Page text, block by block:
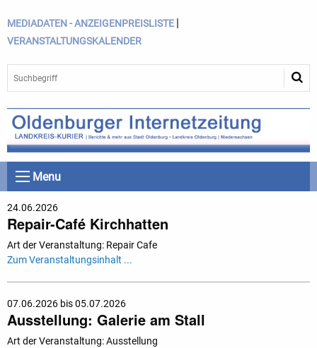
MEDIADATEN - ANZEIGENPREISLISTE |
VERANSTALTUNGSKALENDER
Menu
24.06.2026
Repair-Café Kirchhatten
Art der Veranstaltung: Repair Cafe
Zum Veranstaltungsinhalt ...
07.06.2026 bis 05.07.2026
Ausstellung: Galerie am Stall
Art der Veranstaltung: Ausstellung